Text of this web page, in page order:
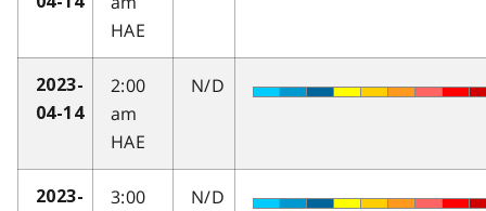
HAE
2023-
04-14
2:00
am
HAE
N/D
2023-
3:00
N/D